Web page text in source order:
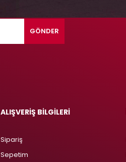
GÖNDER
ALIŞVERİŞ BİLGİLERİ
Sipariş
Sepetim